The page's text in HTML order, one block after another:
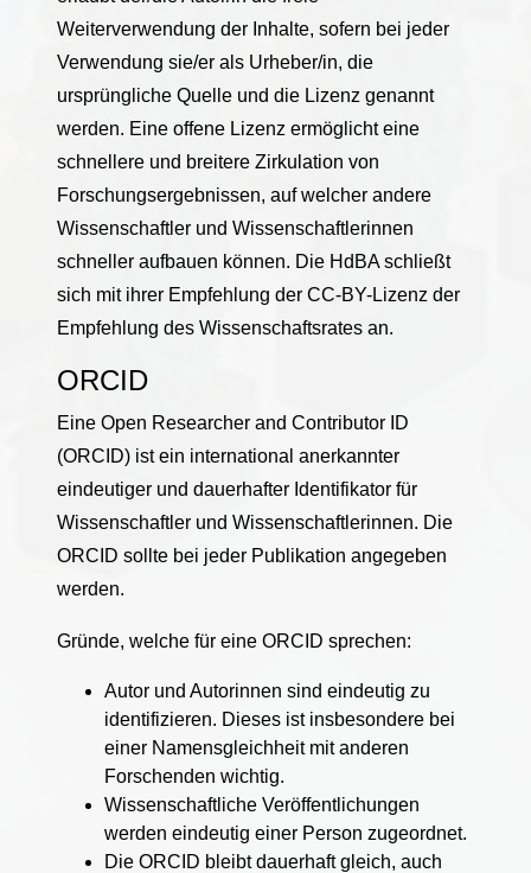
Weiterverwendung der Inhalte, sofern bei jeder
Verwendung sie/er als Urheber/in, die
ursprüngliche Quelle und die Lizenz genannt
werden. Eine offene Lizenz ermöglicht eine
schnellere und breitere Zirkulation von
Forschungsergebnissen, auf welcher andere
Wissenschaftler und Wissenschaftlerinnen
schneller aufbauen können. Die HdBA schließt
sich mit ihrer Empfehlung der CC-BY-Lizenz der
Empfehlung des Wissenschaftsrates an.
ORCID
Eine Open Researcher and Contributor ID
(ORCID) ist ein international anerkannter
eindeutiger und dauerhafter Identifikator für
Wissenschaftler und Wissenschaftlerinnen. Die
ORCID sollte bei jeder Publikation angegeben
werden.
Gründe, welche für eine ORCID sprechen:
Autor und Autorinnen sind eindeutig zu
identifizieren. Dieses ist insbesondere bei
einer Namensgleichheit mit anderen
Forschenden wichtig.
Wissenschaftliche Veröffentlichungen
werden eindeutig einer Person zugeordnet.
Die ORCID bleibt dauerhaft gleich, auch